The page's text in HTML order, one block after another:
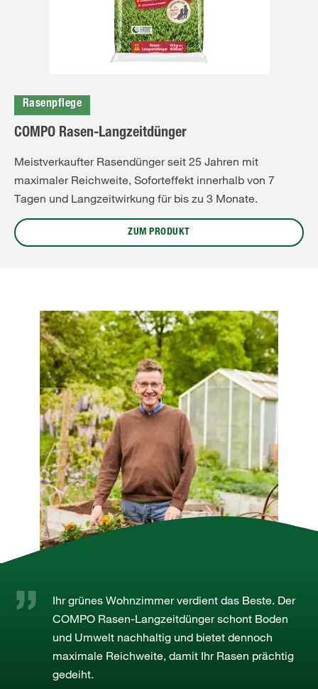
Rasenpflege
COMPO Rasen-Langzeitdünger
Meistverkaufter Rasendünger seit 25 Jahren mit
maximaler Reichweite, Soforteffekt innerhalb von 7
Tagen und Langzeitwirkung für bis zu 3 Monate.
ZUM PRODUKT
Ihr grünes Wohnzimmer verdient das Beste. Der
COMPO Rasen-Langzeitdünger schont Boden
und Umwelt nachhaltig und bietet dennoch
maximale Reichweite, damit Ihr Rasen prächtig
gedeiht.